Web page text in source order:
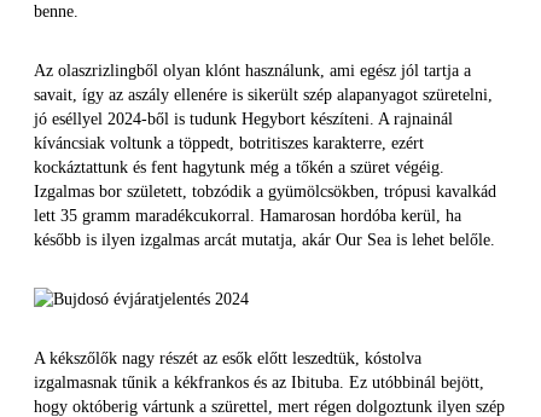
benne.
Az olaszrizlingből olyan klónt használunk, ami egész jól tartja a
savait, így az aszály ellenére is sikerült szép alapanyagot szüretelni,
jó eséllyel 2024-ből is tudunk Hegybort készíteni. A rajnainál
kíváncsiak voltunk a töppedt, botritiszes karakterre, ezért
kockáztattunk és fent hagytunk még a tőkén a szüret végéig.
Izgalmas bor született, tobzódik a gyümölcsökben, trópusi kavalkád
lett 35 gramm maradékcukorral. Hamarosan hordóba kerül, ha
később is ilyen izgalmas arcát mutatja, akár Our Sea is lehet belőle.
A kékszőlők nagy részét az esők előtt leszedtük, kóstolva
izgalmasnak tűnik a kékfrankos és az Ibituba. Ez utóbbinál bejött,
hogy októberig vártunk a szürettel, mert régen dolgoztunk ilyen szép